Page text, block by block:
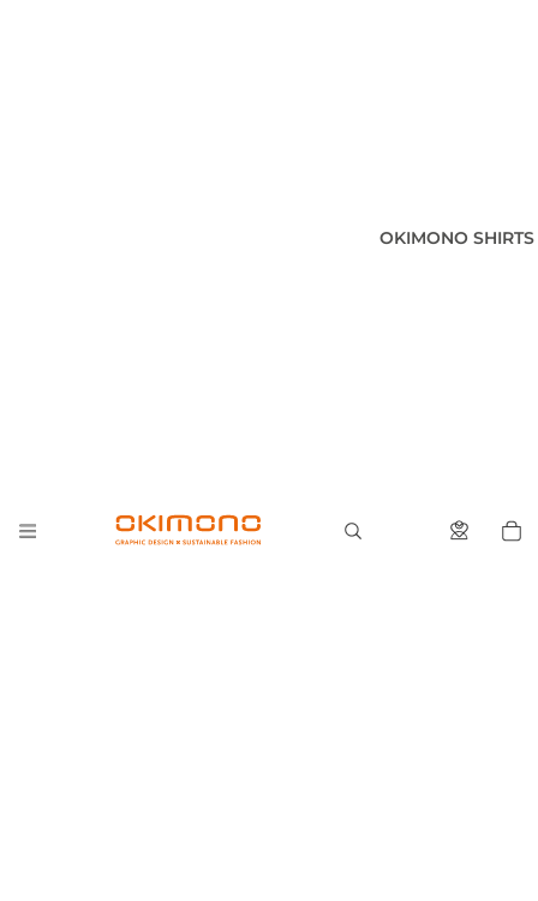
OKIMONO SHIRTS